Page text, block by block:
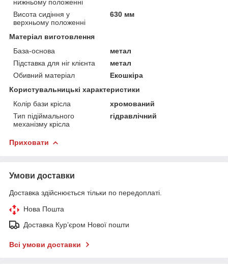
нижньому положенні
Висота сидіння у
верхньому положенні
630 мм
Матеріал виготовлення
База-основа
метал
Підставка для ніг клієнта
метал
Обивний матеріал
Екошкіра
Користувальницькі характеристики
Колір бази крісла
хромований
Тип підіймального
механізму крісла
гідравлічний
Приховати
Умови доставки
Доставка здійснюється тільки по передоплаті.
Нова Пошта
Доставка Курʼєром Нової пошти
Всі умови доставки